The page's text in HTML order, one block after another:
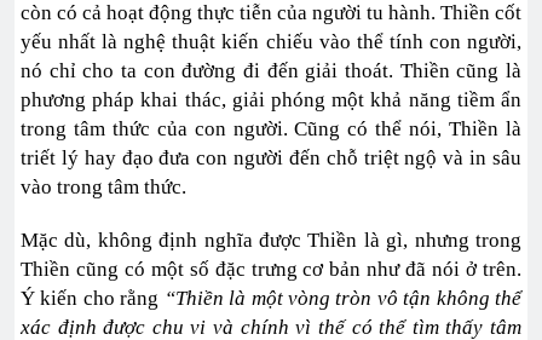
còn có cả hoạt động thực tiễn của người tu hành. Thiền cốt
yếu nhất là nghệ thuật kiến chiếu vào thể tính con người,
nó chỉ cho ta con đường đi đến giải thoát. Thiền cũng là
phương pháp khai thác, giải phóng một khả năng tiềm ẩn
trong tâm thức của con người. Cũng có thể nói, Thiền là
triết lý hay đạo đưa con người đến chỗ triệt ngộ và in sâu
vào trong tâm thức.
Mặc dù, không định nghĩa được Thiền là gì, nhưng trong
Thiền cũng có một số đặc trưng cơ bản như đã nói ở trên.
Ý kiến cho rằng “Thiền là một vòng tròn vô tận không thể
xác định được chu vi và chính vì thế có thể tìm thấy tâm